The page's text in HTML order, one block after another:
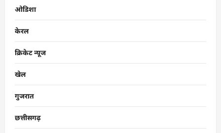
ओडिशा
केरल
क्रिकेट न्यूज
खेल
गुजरात
छत्तीसगढ़